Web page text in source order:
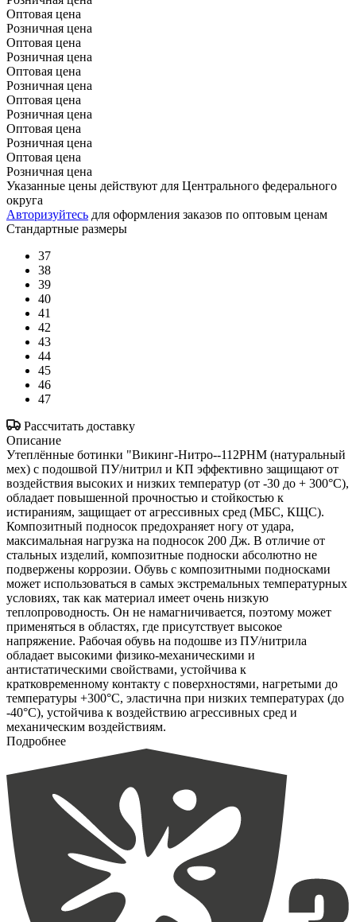
Оптовая цена
Розничная цена
Оптовая цена
Розничная цена
Оптовая цена
Розничная цена
Оптовая цена
Розничная цена
Оптовая цена
Розничная цена
Оптовая цена
Розничная цена
Указанные цены действуют для Центрального федерального
округа
Авторизуйтесь для оформления заказов по оптовым ценам
Стандартные размеры
37
38
39
40
41
42
43
44
45
46
47
Рассчитать доставку
Описание
Утеплённые ботинки "Викинг-Нитро--112РНМ (натуральный
мех) с подошвой ПУ/нитрил и КП эффективно защищают от
воздействия высоких и низких температур (от -30 до + 300°С),
обладает повышенной прочностью и стойкостью к
истираниям, защищает от агрессивных сред (МБС, КЩС).
Композитный подносок предохраняет ногу от удара,
максимальная нагрузка на подносок 200 Дж. В отличие от
стальных изделий, композитные подноски абсолютно не
подвержены коррозии. Обувь с композитными подносками
может использоваться в самых экстремальных температурных
условиях, так как материал имеет очень низкую
теплопроводность. Он не намагничивается, поэтому может
применяться в областях, где присутствует высокое
напряжение. Рабочая обувь на подошве из ПУ/нитрила
обладает высокими физико-механическими и
антистатическими свойствами, устойчива к
кратковременному контакту с поверхностями, нагретыми до
температуры +300°С, эластична при низких температурах (до
-40°С), устойчива к воздействию агрессивных сред и
механическим воздействиям.
Подробнее